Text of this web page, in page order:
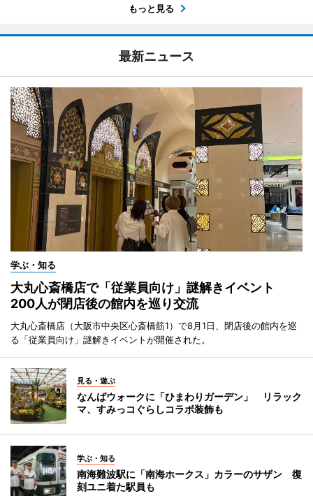
もっと見る
最新ニュース
学ぶ・知る
大丸心斎橋店で「従業員向け」謎解きイベント
200人が閉店後の館内を巡り交流
大丸心斎橋店（大阪市中央区心斎橋筋1）で8月1日、閉店後の館内を巡
る「従業員向け」謎解きイベントが開催された。
見る・遊ぶ
なんばウォークに「ひまわりガーデン」 リラック
マ、すみっコぐらしコラボ装飾も
学ぶ・知る
南海難波駅に「南海ホークス」カラーのサザン 復
刻ユニ着た駅員も